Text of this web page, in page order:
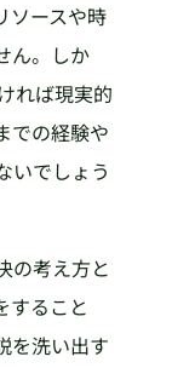
ソースや時
ん。しか
れば現実的
での経験や
いでしょう
の考え方と
すること
を洗い出す